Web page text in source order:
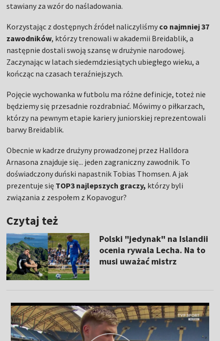
stawiany za wzór do naśladowania.
Korzystając z dostępnych źródeł naliczyliśmy co najmniej 37
zawodników, którzy trenowali w akademii Breidablik, a
następnie dostali swoją szansę w drużynie narodowej.
Zaczynając w latach siedemdziesiątych ubiegłego wieku, a
kończąc na czasach teraźniejszych.
Pojęcie wychowanka w futbolu ma różne definicje, toteż nie
będziemy się przesadnie rozdrabniać. Mówimy o piłkarzach,
którzy na pewnym etapie kariery juniorskiej reprezentowali
barwy Breidablik.
Obecnie w kadrze drużyny prowadzonej przez Halldora
Arnasona znajduje się... jeden zagraniczny zawodnik. To
doświadczony duński napastnik Tobias Thomsen. A jak
prezentuje się TOP3 najlepszych graczy, którzy byli
związania z zespołem z Kopavogur?
Czytaj też
Polski "jedynak" na Islandii
ocenia rywala Lecha. Na to
musi uważać mistrz